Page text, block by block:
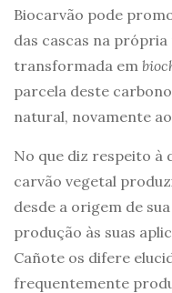
Biocarvão pode
das cascas na
transformada em
parcela deste
natural, novamente
No que diz respeito à
carvão vegetal
desde a origem de
produção às suas
Cañote os difere
frequentemente